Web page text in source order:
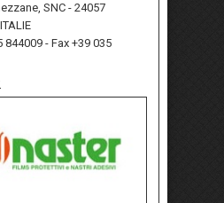
SNC - 24057
844009 - Fax +39 035